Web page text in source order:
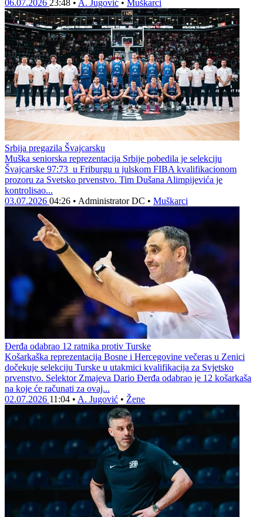
06.07.2026 23:48 • A. Jugović • Muškarci
Srbija pregazila Švajcarsku
Muška seniorska reprezentacija Srbije pobedila je selekciju
Švajcarske 97:73 u Friburgu u julskom FIBA kvalifikacionom
prozoru za Svetsko prvenstvo. Tim Dušana Alimpijevića je
kontrolisao...
03.07.2026 04:26 • Administrator DC • Muškarci
Đerđa odabrao 12 ratnika protiv Turske
Košarkaška reprezentacija Bosne i Hercegovine večeras u Zenici
dočekuje selekciju Turske u utakmici kvalifikacija za Svjetsko
prvenstvo. Selektor Zmajeva Dario Đerđa odabrao je 12 košarkaša
na koje će računati za ovaj...
02.07.2026 11:04 • A. Jugović • Žene